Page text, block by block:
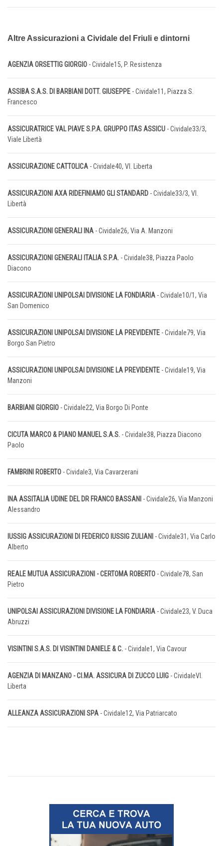
Altre Assicurazioni a Cividale del Friuli e dintorni
AGENZIA ORSETTIG GIORGIO - Cividale15, P. Resistenza
ASSIBA S.A.S. DI BARBIANI DOTT. GIUSEPPE - Cividale11, Piazza S.
Francesco
ASSICURATRICE VAL PIAVE S.P.A. GRUPPO ITAS ASSICU - Cividale33/3,
Viale Libertà
ASSICURAZIONE CATTOLICA - Cividale40, Vl. Liberta
ASSICURAZIONI AXA RIDEFINIAMO GLI STANDARD - Cividale33/3, Vl.
Libertà
ASSICURAZIONI GENERALI INA - Cividale26, Via A. Manzoni
ASSICURAZIONI GENERALI ITALIA S.P.A. - Cividale38, Piazza Paolo
Diacono
ASSICURAZIONI UNIPOLSAI DIVISIONE LA FONDIARIA - Cividale10/1, Via
San Domenico
ASSICURAZIONI UNIPOLSAI DIVISIONE LA PREVIDENTE - Cividale79, Via
Borgo San Pietro
ASSICURAZIONI UNIPOLSAI DIVISIONE LA PREVIDENTE - Cividale19, Via
Manzoni
BARBIANI GIORGIO - Cividale22, Via Borgo Di Ponte
CICUTA MARCO & PIANO MANUEL S.A.S. - Cividale38, Piazza Diacono
Paolo
FAMBRINI ROBERTO - Cividale3, Via Cavarzerani
INA ASSITALIA UDINE DEL DR FRANCO BASSANI - Cividale26, Via Manzoni
Alessandro
IUSSIG ASSICURAZIONI DI FEDERICO IUSSIG ZULIANI - Cividale31, Via Carlo
Alberto
REALE MUTUA ASSICURAZIONI - CERTOMA ROBERTO - Cividale78, San
Pietro
UNIPOLSAI ASSICURAZIONI DIVISIONE LA FONDIARIA - Cividale23, V. Duca
Abruzzi
VISINTINI S.A.S. DI VISINTINI DANIELE & C. - Cividale1, Via Cavour
AGENZIA DI MANZANO - CI.MA. ASSICURA DI ZUCCO LUIG - CividaleVl.
Liberta
ALLEANZA ASSICURAZIONI SPA - Cividale12, Via Patriarcato